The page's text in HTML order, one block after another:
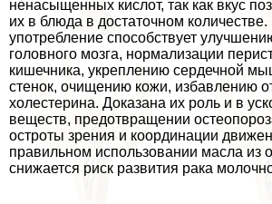
ненасыщенных кислот, так как вкус
их в блюда в достаточном
употрeбление способствует
головного мозга, нормализации
кишечника, укреплению сердечной
стенок, очищению кожи, избавлению
холестерина. Доказана их роль и в
веществ, предотвращении
остроты зрения и координации
правильном использовании масла из
снижается риск развития paка